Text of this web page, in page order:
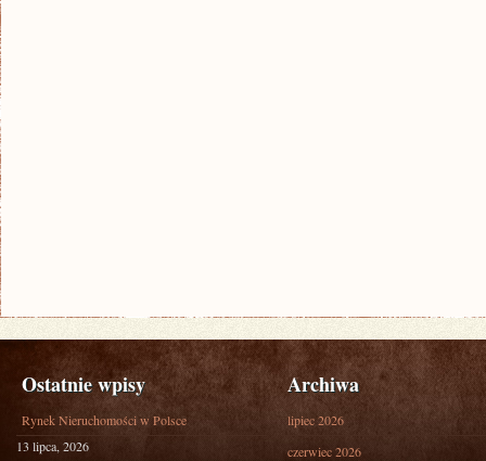
Ostatnie wpisy
Rynek Nieruchomości w Polsce
13 lipca, 2026
Archiwa
lipiec 2026
czerwiec 2026